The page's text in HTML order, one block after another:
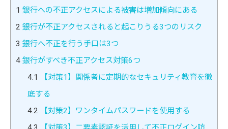
1 銀行への不正アクセスによる被害は増加傾向にある
2 銀行が不正アクセスされると起こりうる3つのリスク
3 銀行へ不正を行う手口は3つ
4 銀行がすべき不正アクセス対策6つ
4.1
【対策1】関係者に定期的なセキュリティ教育を徹
底する
4.2 【対策2】ワンタイムパスワードを使用する